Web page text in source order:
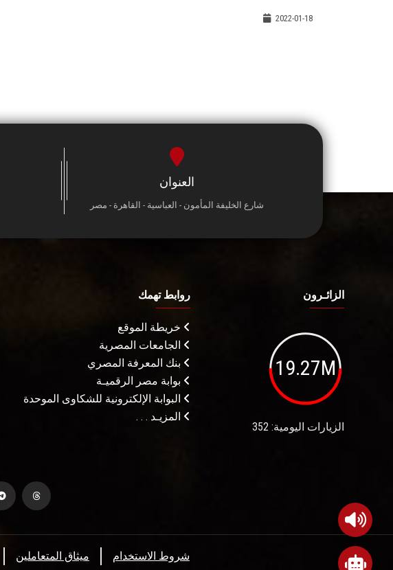
2022-01-18
العنوان
شارع الخليفة المأمون - العباسية - القاهرة - مصر
الزائـرون
19.27M
الزيارات اليومية: 352
روابط تهمك
خريطة الموقع
الجامعات المصرية
بنك المعرفة المصري
بوابة مصر الرقميـة
البوابة الإلكترونية للشكاوى الموحدة
المزيـد . . .
ميثاق المتعاملين شروط الاستخدام